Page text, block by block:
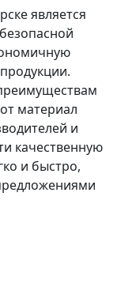
является
материал
и
качественную
и быстро,